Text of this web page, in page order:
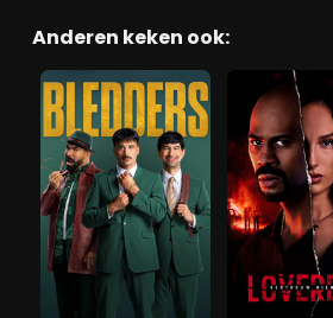
Anderen keken ook: